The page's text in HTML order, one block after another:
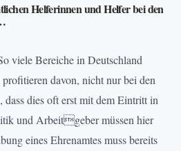
Helferinnen und Helfer bei den
viele Bereiche in Deutschland
davon, nicht nur bei den
dass dies oft erst mit dem Eintritt in
und Arbeitgeber müssen hier
eines Ehrenamtes muss bereits